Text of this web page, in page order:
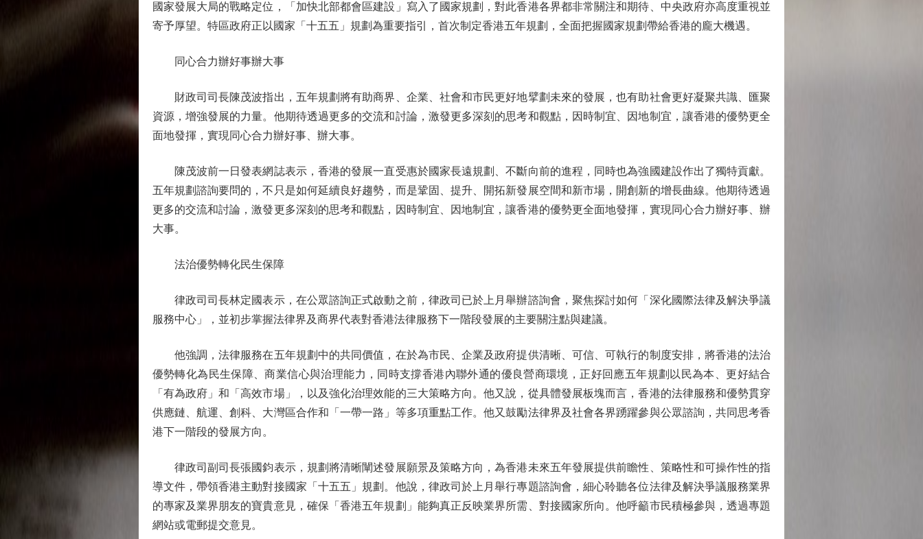
國家發展大局的戰略定位，「加快北部都會區建設」寫入了國家規劃，對此香港各界都非常關注和期待、中央政府亦高度重視並
寄予厚望。特區政府正以國家「十五五」規劃為重要指引，首次制定香港五年規劃，全面把握國家規劃帶給香港的龐大機遇。
同心合力辦好事辦大事
財政司司長陳茂波指出，五年規劃將有助商界、企業、社會和市民更好地擘劃未來的發展，也有助社會更好凝聚共識、匯聚
資源，增強發展的力量。他期待透過更多的交流和討論，激發更多深刻的思考和觀點，因時制宜、因地制宜，讓香港的優勢更全
面地發揮，實現同心合力辦好事、辦大事。
陳茂波前一日發表網誌表示，香港的發展一直受惠於國家長遠規劃、不斷向前的進程，同時也為強國建設作出了獨特貢獻。
五年規劃諮詢要問的，不只是如何延續良好趨勢，而是鞏固、提升、開拓新發展空間和新市場，開創新的增長曲線。他期待透過
更多的交流和討論，激發更多深刻的思考和觀點，因時制宜、因地制宜，讓香港的優勢更全面地發揮，實現同心合力辦好事、辦
大事。
法治優勢轉化民生保障
律政司司長林定國表示，在公眾諮詢正式啟動之前，律政司已於上月舉辦諮詢會，聚焦探討如何「深化國際法律及解決爭議
服務中心」，並初步掌握法律界及商界代表對香港法律服務下一階段發展的主要關注點與建議。
他強調，法律服務在五年規劃中的共同價值，在於為市民、企業及政府提供清晰、可信、可執行的制度安排，將香港的法治
優勢轉化為民生保障、商業信心與治理能力，同時支撐香港內聯外通的優良營商環境，正好回應五年規劃以民為本、更好結合
「有為政府」和「高效市場」，以及強化治理效能的三大策略方向。他又說，從具體發展板塊而言，香港的法律服務和優勢貫穿
供應鏈、航運、創科、大灣區合作和「一帶一路」等多項重點工作。他又鼓勵法律界及社會各界踴躍參與公眾諮詢，共同思考香
港下一階段的發展方向。
律政司副司長張國鈞表示，規劃將清晰闡述發展願景及策略方向，為香港未來五年發展提供前瞻性、策略性和可操作性的指
導文件，帶領香港主動對接國家「十五五」規劃。他說，律政司於上月舉行專題諮詢會，細心聆聽各位法律及解決爭議服務業界
的專家及業界朋友的寶貴意見，確保「香港五年規劃」能夠真正反映業界所需、對接國家所向。他呼籲市民積極參與，透過專題
網站或電郵提交意見。